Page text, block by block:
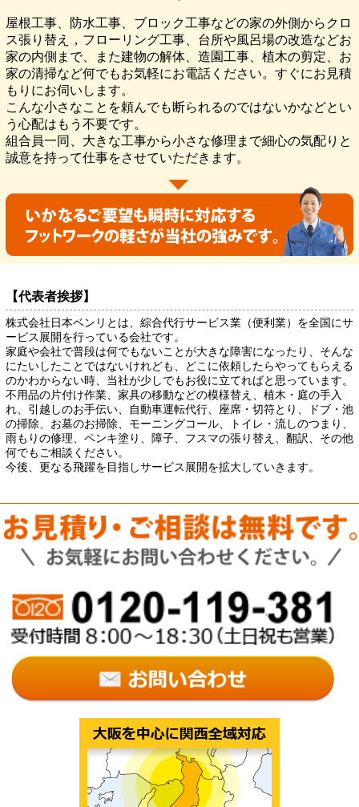
屋根工事、防水工事、ブロック工事などの家の外側からクロ
ス張り替え，フローリング工事、台所や風呂場の改造などお
家の内側まで、また建物の解体、造園工事、植木の剪定、お
家の清掃など何でもお気軽にお電話ください。すぐにお見積
もりにお伺いします。
こんな小さなことを頼んでも断られるのではないかなどとい
う心配はもう不要です。
組合員一同、大きな工事から小さな修理まで細心の気配りと
誠意を持って仕事をさせていただきます。
【代表者挨拶】
株式会社日本ベンリとは、綜合代行サービス業（便利業）を全国にサ
ービス展開を行っている会社です。
家庭や会社で普段は何でもないことが大きな障害になったり、そんな
にたいしたことではないけれども、どこに依頼したらやってもらえる
のかわからない時、当社が少しでもお役に立てればと思っています。
不用品の片付け作業、家具の移動などの模様替え、植木・庭の手入
れ、引越しのお手伝い、自動車運転代行、座席・切符とり、ドブ・池
の掃除、お墓のお掃除、モーニングコール、トイレ・流しのつまり、
雨もりの修理、ペンキ塗り、障子、フスマの張り替え、翻訳、その他
何でもご相談ください。
今後、更なる飛躍を目指しサービス展開を拡大していきます。